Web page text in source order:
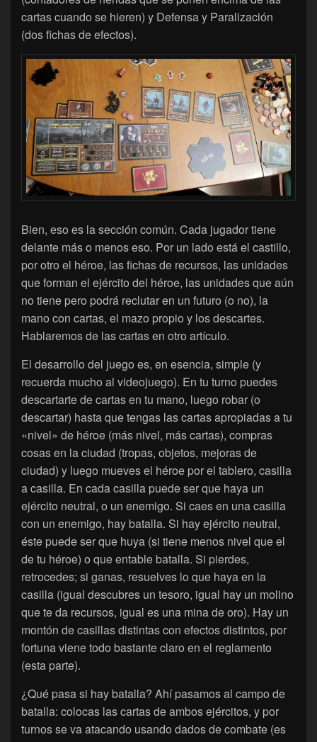
cartas cuando se hieren) y Defensa y Paralización
(dos fichas de efectos).
Bien, eso es la sección común. Cada jugador tiene
delante más o menos eso. Por un lado está el castillo,
por otro el héroe, las fichas de recursos, las unidades
que forman el ejército del héroe, las unidades que aún
no tiene pero podrá reclutar en un futuro (o no), la
mano con cartas, el mazo propio y los descartes.
Hablaremos de las cartas en otro artículo.
El desarrollo del juego es, en esencia, simple (y
recuerda mucho al videojuego). En tu turno puedes
descartarte de cartas en tu mano, luego robar (o
descartar) hasta que tengas las cartas apropiadas a tu
«nivel» de héroe (más nivel, más cartas), compras
cosas en la ciudad (tropas, objetos, mejoras de
ciudad) y luego mueves el héroe por el tablero, casilla
a casilla. En cada casilla puede ser que haya un
ejército neutral, o un enemigo. Si caes en una casilla
con un enemigo, hay batalla. Si hay ejército neutral,
éste puede ser que huya (si tiene menos nivel que el
de tu héroe) o que entable batalla. Si pierdes,
retrocedes; si ganas, resuelves lo que haya en la
casilla (igual descubres un tesoro, igual hay un molino
que te da recursos, igual es una mina de oro). Hay un
montón de casillas distintas con efectos distintos, por
fortuna viene todo bastante claro en el reglamento
(esta parte).
¿Qué pasa si hay batalla? Ahí pasamos al campo de
batalla: colocas las cartas de ambos ejércitos, y por
turnos se va atacando usando dados de combate (es